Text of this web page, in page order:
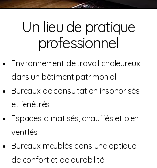
Un lieu de pratique
professionnel
Environnement de travail chaleureux
dans un bâtiment patrimonial
Bureaux de consultation insonorisés
et fenêtrés
Espaces climatisés, chauffés et bien
ventilés
Bureaux meublés dans une optique
de confort et de durabilité